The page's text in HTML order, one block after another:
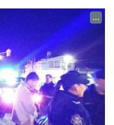
...